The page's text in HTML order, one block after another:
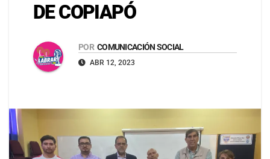
DE COPIAPÓ
POR COMUNICACIÓN SOCIAL
ABR 12, 2023